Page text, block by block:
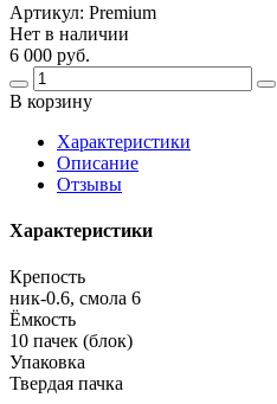
Артикул: Premium
Нет в наличии
6 000 руб.
В корзину
Харaктеристики
Описание
Отзывы
Характеристики
Крепость
ник-0.6, смола 6
Ёмкость
10 пачек (блок)
Упаковка
Твердая пачка